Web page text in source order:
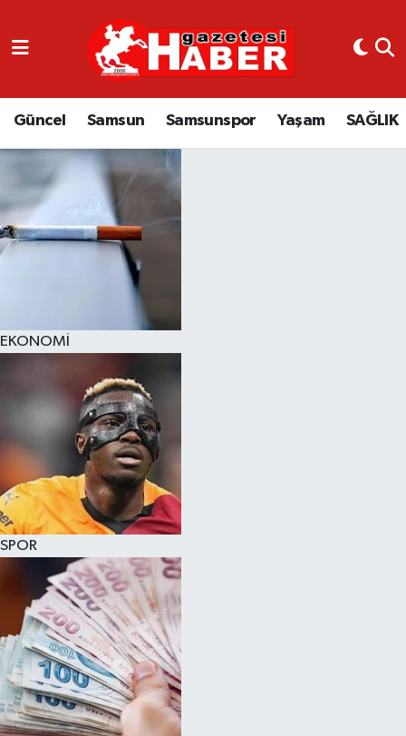
Güncel Samsun Samsunspor Yaşam SAĞLIK
EKONOMİ
SPOR
GÜNCEL
SAMSUN
SAMSUNSPOR
EKONOMİ
YAŞAM